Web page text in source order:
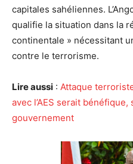
capitales sahéliennes.
qualifie la situation dans la
continentale » nécessitant
contre le terrorisme.
Lire aussi : Attaque
avec l’AES serait
gouvernement